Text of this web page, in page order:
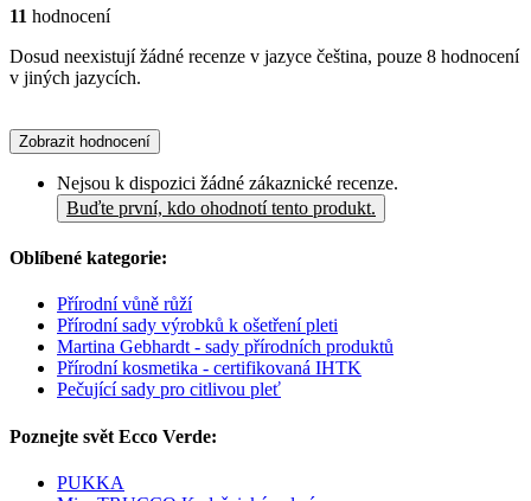
11 hodnocení
Dosud neexistují žádné recenze v jazyce čeština, pouze 8 hodnocení
v jiných jazycích.
Zobrazit hodnocení
Nejsou k dispozici žádné zákaznické recenze.
Buďte první, kdo ohodnotí tento produkt.
Oblíbené kategorie:
Přírodní vůně růží
Přírodní sady výrobků k ošetření pleti
Martina Gebhardt - sady přírodních produktů
Přírodní kosmetika - certifikovaná IHTK
Pečující sady pro citlivou pleť
Poznejte svět Ecco Verde:
PUKKA